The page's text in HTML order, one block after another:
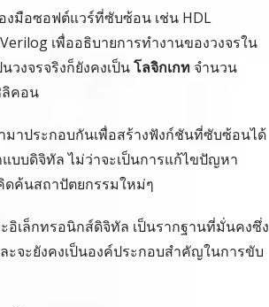
งมือซอฟต์แวร์ที่ซับซ้อน เช่น HDL
เพื่ออธิบายการทำงานของวงจรใน
งจรจริงก็ยังคงเป็นโลจิกเกท จำนวน
ลิคอน
มาประกอบกันเพื่อสร้างฟังก์ชันที่ซับซ้อนได้
แบบดิจิทัล ไม่ว่าจะเป็นการแก้ไขปัญหา
ดค้นสถาปัตยกรรมใหม่ๆ
อิเล็กทรอนิกส์ดิจิทัล เป็นรากฐานที่มั่นคงซึ่ง
จะยังคงเป็นองค์ประกอบสำคัญในการขับ